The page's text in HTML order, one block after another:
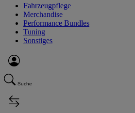
Fahrzeugpflege
Merchandise
Performance Bundles
Tuning
Sonstiges
Suche